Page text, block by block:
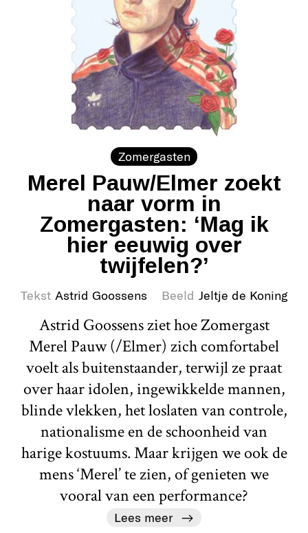
Zomergasten
Merel Pauw/Elmer zoekt
naar vorm in
Zomergasten: ‘Mag ik
hier eeuwig over
twijfelen?’
Tekst Astrid Goossens Beeld Jeltje de Koning
Astrid Goossens ziet hoe Zomergast
Merel Pauw (/Elmer) zich comfortabel
voelt als buitenstaander, terwijl ze praat
over haar idolen, ingewikkelde mannen,
blinde vlekken, het loslaten van controle,
nationalisme en de schoonheid van
harige kostuums. Maar krijgen we ook de
mens ‘Merel’ te zien, of genieten we
vooral van een performance?
Lees meer